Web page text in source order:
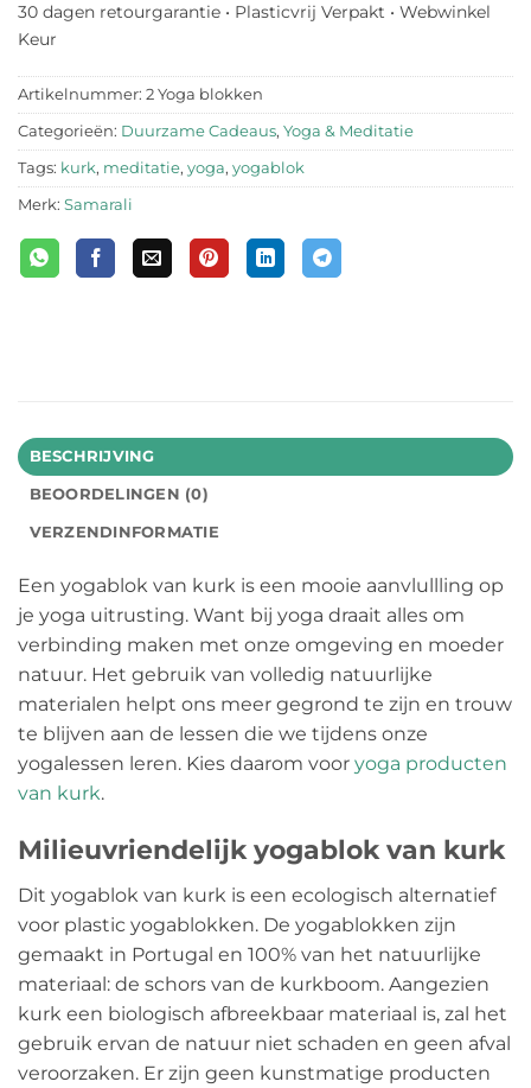
30 dagen retourgarantie • Plasticvrij Verpakt • Webwinkel
Keur
Artikelnummer: 2 Yoga blokken
Categorieën: Duurzame Cadeaus, Yoga & Meditatie
Tags: kurk, meditatie, yoga, yogablok
Merk: Samarali
BESCHRIJVING
BEOORDELINGEN (0)
VERZENDINFORMATIE
Een yogablok van kurk is een mooie aanvlullling op
je yoga uitrusting. Want bij yoga draait alles om
verbinding maken met onze omgeving en moeder
natuur. Het gebruik van volledig natuurlijke
materialen helpt ons meer gegrond te zijn en trouw
te blijven aan de lessen die we tijdens onze
yogalessen leren. Kies daarom voor yoga producten
van kurk.
Milieuvriendelijk yogablok van kurk
Dit yogablok van kurk is een ecologisch alternatief
voor plastic yogablokken. De yogablokken zijn
gemaakt in Portugal en 100% van het natuurlijke
materiaal: de schors van de kurkboom. Aangezien
kurk een biologisch afbreekbaar materiaal is, zal het
gebruik ervan de natuur niet schaden en geen afval
veroorzaken. Er zijn geen kunstmatige producten